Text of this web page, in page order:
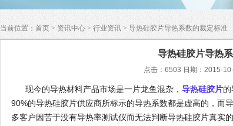
当前位置： 首页 > 资讯中心 > 行业资讯 > 导热硅胶片导热系数的裁定标准
导热硅胶片导热
点击：6503 日期：2015-
现今的导热材料产品市场是一片龙鱼混杂， 导热硅胶片
90%的导热硅胶片供应商所标示的导热系数都是虚高的，而
多客户因苦于没有导热率测试仪而无法判断导热硅胶片真实的